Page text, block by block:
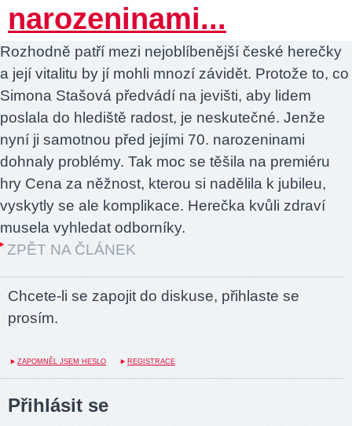
narozeninami...
Rozhodně patří mezi nejoblíbenější české herečky
a její vitalitu by jí mohli mnozí závidět. Protože to, co
Simona Stašová předvádí na jevišti, aby lidem
poslala do hlediště radost, je neskutečné. Jenže
nyní ji samotnou před jejími 70. narozeninami
dohnaly problémy. Tak moc se těšila na premiéru
hry Cena za něžnost, kterou si nadělila k jubileu,
vyskytly se ale komplikace. Herečka kvůli zdraví
musela vyhledat odborníky.
ZPĚT NA ČLÁNEK
Chcete-li se zapojit do diskuse, přihlaste se
prosím.
ZAPOMNĚL JSEM HESLO REGISTRACE
Přihlásit se